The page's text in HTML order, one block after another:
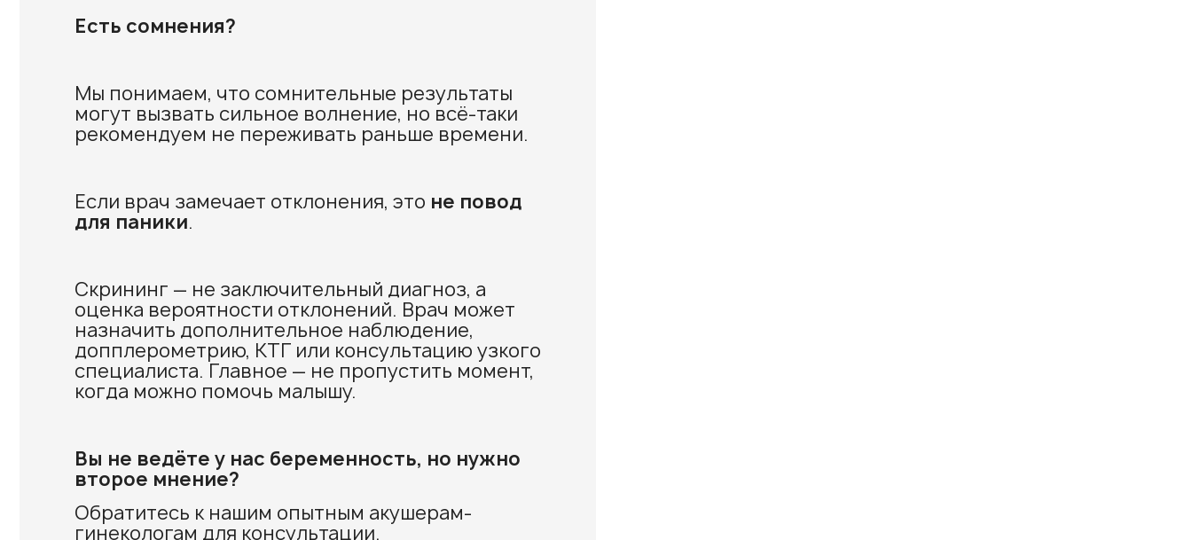
Есть сомнения?
Мы понимаем, что сомнительные результаты
могут вызвать сильное волнение, но всё-таки
рекомендуем не переживать раньше времени.
Если врач замечает отклонения, это не повод
для паники.
Скрининг — не заключительный диагноз, а
оценка вероятности отклонений. Врач может
назначить дополнительное наблюдение,
допплерометрию, КТГ или консультацию узкого
специалиста. Главное — не пропустить момент,
когда можно помочь малышу.
Вы не ведёте у нас беременность, но нужно
второе мнение?
Обратитесь к нашим опытным акушерам-
гинекологам для консультации.